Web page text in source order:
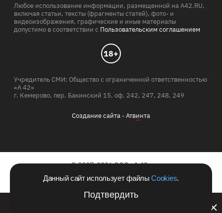
Данный сайт использует файлыCookies.
Подтвердить
Любое использование информации, размещенной на A42.RU,
включая статьи, тексты (фрагменты статей), фото- и
видеоизображения, графические и иные материалы
допустимо в соответствии с Пользовательским соглашением
18+
Учредитель СМИ: Общество с ограниченной ответственностью
«А 42»
г. Кемерово, пер. Бакинский 15, оф. 242, 247, 248, 249
Создание сайта -Атвинта
© 2007-2026 ООО «А 42»
Сайт зарегистрирован в Роскомнадзоре 10.06.2011 г.
Билайн запустил в Кемеровской области акцию с